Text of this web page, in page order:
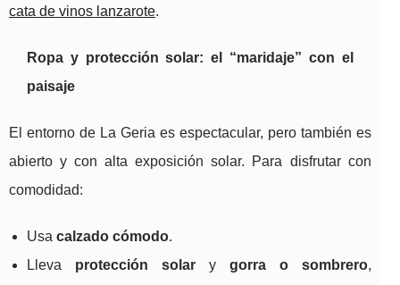
cata de vinos lanzarote.
Ropa y protección solar: el “maridaje” con el
paisaje
El entorno de La Geria es espectacular, pero también es
abierto y con alta exposición solar. Para disfrutar con
comodidad:
Usa calzado cómodo.
Lleva protección solary gorra o sombrero,